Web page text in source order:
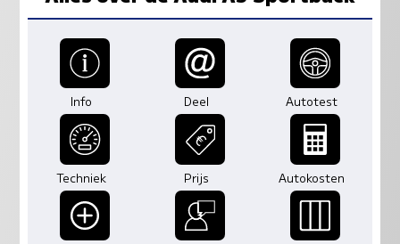
Info Deel Autotest
Techniek Prijs Autokosten